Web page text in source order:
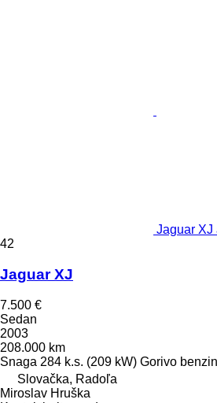
Jaguar XJ
42
Jaguar XJ
7.500 €
Sedan
2003
208.000 km
Snaga 284 k.s. (209 kW) Gorivo benzin
Slovačka, Radoľa
Miroslav Hruška